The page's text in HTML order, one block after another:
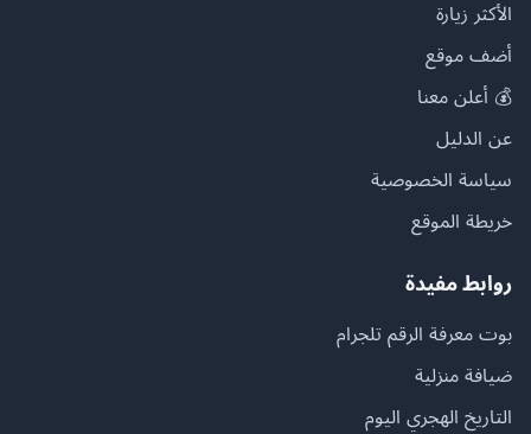
الأكثر زيارة
أضف موقع
💰 أعلن معنا
عن الدليل
سياسة الخصوصية
خريطة الموقع
روابط مفيدة
بوت معرفة الرقم تلجرام
ضيافة منزلية
التاريخ الهجري اليوم